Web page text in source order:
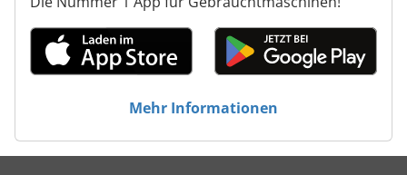
Mehr Informationen